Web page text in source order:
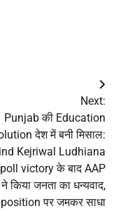
Next:
Punjab की Education
देश में बनी मिसाल:
Kejriwal Ludhiana
victory के बाद AAP
किया जनता का धन्यवाद,
पर जमकर साधा